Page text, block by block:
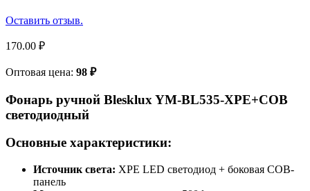
Оставить отзыв.
170.00 ₽
Оптовая цена: 98 ₽
Фонарь ручной Blesklux YM-BL535-XPE+COB
светодиодный
Основные характеристики:
Источник света: XPE LED светодиод + боковая COB-
панель